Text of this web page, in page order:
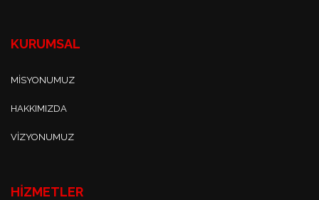
KURUMSAL
MISYONUMUZ
HAKKIMIZDA
VIZYONUMUZ
HİZMETLER